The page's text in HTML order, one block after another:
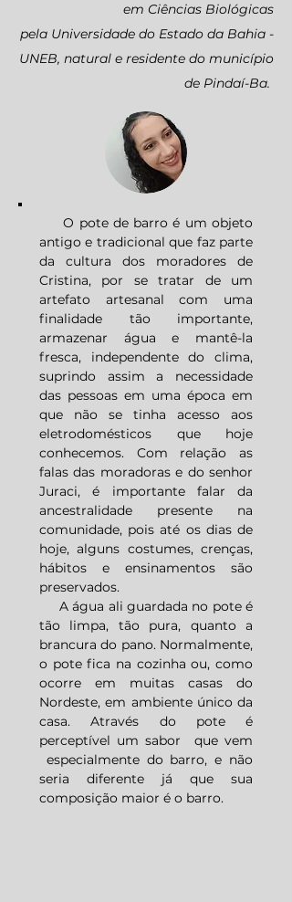
em Ciências Biológicas
pela Universidade do Estado da Bahia -
UNEB, natural e residente do município
de Pindaí-Ba.
O pote de barro é um objeto
antigo e tradicional que faz parte
da cultura dos moradores de
Cristina, por se tratar de um
artefato artesanal com uma
finalidade tão importante,
armazenar água e mantê-la
fresca, independente do clima,
suprindo assim a necessidade
das pessoas em uma época em
que não se tinha acesso aos
eletrodomésticos que hoje
conhecemos. Com relação as
falas das moradoras e do senhor
Juraci, é importante falar da
ancestralidade presente na
comunidade, pois até os dias de
hoje, alguns costumes, crenças,
hábitos e ensinamentos são
preservados.
A água ali guardada no pote é
tão limpa, tão pura, quanto a
brancura do pano. Normalmente,
o pote fica na cozinha ou, como
ocorre em muitas casas do
Nordeste, em ambiente único da
casa. Através do pote é
perceptível um sabor que vem
especialmente do barro, e não
seria diferente já que sua
composição maior é o barro.